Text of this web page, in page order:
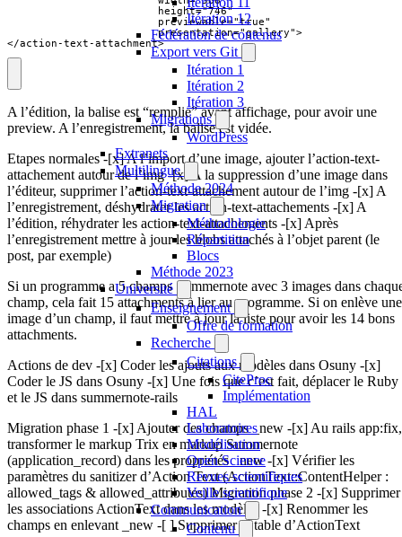
Itération 12
Fédération de contenus
Export vers Git
Itération 1
Itération 2
Itération 3
Migrations
WordPress
Extranets
Multilingue
Méthode 2024
Migration
Méthodologie
Répartition
Blocs
Méthode 2023
Université
Enseignement
Offre de formation
Recherche
Citations
CiteProc
Implémentation
HAL
Laboratoires
Modélisation
Open Science
Revues scientifiques
Veille scientifique
Communication
Contenu
                        height="746"
                        previewable="true"
                        presentation="gallery">
</action-text-attachment>
A l’édition, la balise est “remplie” avant affichage, pour avoir une
preview. A l’enregistrement, la balise est vidée.
Etapes normales -[x] A l’import d’une image, ajouter l’action-text-
attachement autour de l’img -[x] A la suppression d’une image dans
l’éditeur, supprimer l’action-text-attachement autour de l’img -[x] A
l’enregistrement, déshydrater les action-text-attachements -[x] A
l’édition, réhydrater les action-text-attachements -[x] Après
l’enregistrement mettre à jour les blobs attachés à l’objet parent (le
post, par exemple)
Si un programme a 5 champs Summernote avec 3 images dans
champ, cela fait 15 attachments à lier au programme. Si on enlève une
image d’un champ, il faut mettre à jour la liste pour avoir les 14 bons
attachments.
Actions de dev -[x] Coder les ajouts aux modèles dans Osuny -[x]
Coder le JS dans Osuny -[x] Une fois que c’est fait, déplacer le Ruby
et le JS dans summernote-rails
Migration phase 1 -[x] Ajouter des champs _new -[x] Au rails app:fix,
transformer le markup Trix en markup Summernote
(application_record) dans les propriétés _new -[x] Vérifier les
paramètres du sanitizer d’Action Text (ActionText::ContentHelper :
allowed_tags & allowed_attributes) Migration phase 2 -[x] Supprimer
les associations ActionText dans les modèles -[x] Renommer les
champs en enlevant _new -[ ] Supprimer la table d’ActionText